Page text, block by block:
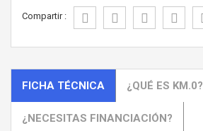
Compartir :
FICHA TÉCNICA ¿QUÉ ES KM.0?
¿NECESITAS FINANCIACIÓN?